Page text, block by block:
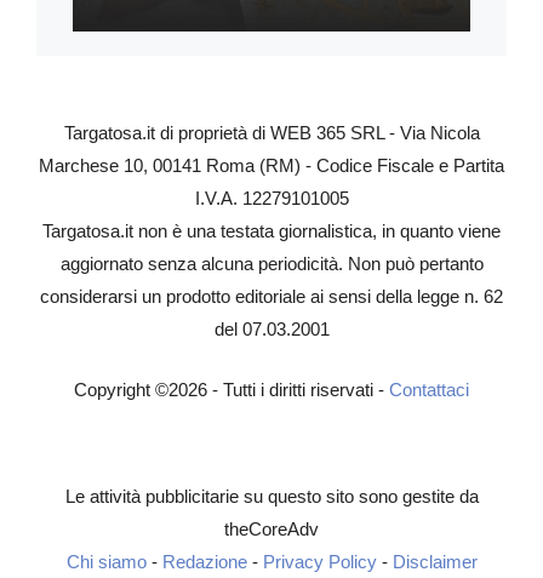
Targatosa.it di proprietà di WEB 365 SRL - Via Nicola
Marchese 10, 00141 Roma (RM) - Codice Fiscale e Partita
I.V.A. 12279101005
Targatosa.it non è una testata giornalistica, in quanto viene
aggiornato senza alcuna periodicità. Non può pertanto
considerarsi un prodotto editoriale ai sensi della legge n. 62
del 07.03.2001
Copyright ©2026 - Tutti i diritti riservati - Contattaci
Le attività pubblicitarie su questo sito sono gestite da
theCoreAdv
Chi siamo- Redazione- Privacy Policy- Disclaimer